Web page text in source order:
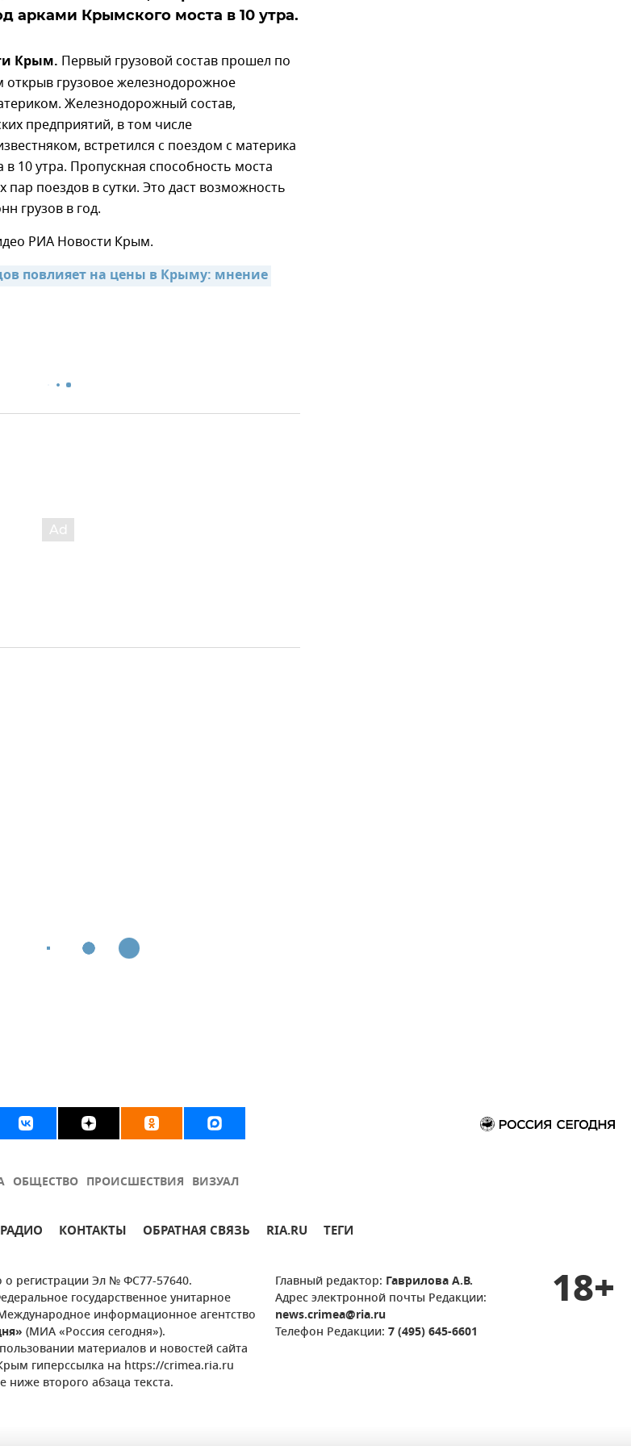
арками Крымского моста в 10 утра.
Крым. Первый грузовой состав прошел по
грузовое железнодорожное
Железнодорожный состав,
предприятий, в том числе
встретился с поездом с материка
10 утра. Пропускная способность моста
пар поездов в сутки. Это даст возможность
грузов в год.
РИА Новости Крым.
повлияет на цены в Крыму: мнение
ОБЩЕСТВО ПРОИСШЕСТВИЯ ВИЗУАЛ
РАДИО КОНТАКТЫ ОБРАТНАЯ СВЯЗЬ RIA.RU ТЕГИ
о регистрации Эл № ФС77-57640.
государственное унитарное
информационное агентство
(МИА «Россия сегодня»).
материалов и новостей сайта
гиперссылка на https://crimea.ria.ru
ниже второго абзаца текста.
Главный редактор: Гаврилова А.В.
Адрес электронной почты Редакции:
news.crimea@ria.ru
Телефон Редакции: 7 (495) 645-6601
18+